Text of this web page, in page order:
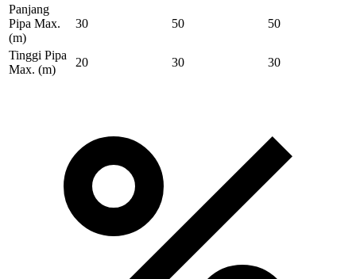
Panjang
Pipa Max.
(m)
30 50 50
Tinggi Pipa
Max. (m)
20 30 30